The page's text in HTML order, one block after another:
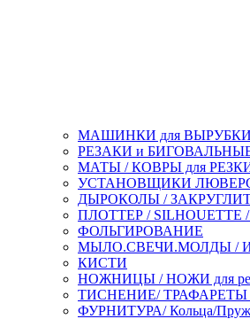
МАШИНКИ для ВЫРУБКИ
РЕЗАКИ и
МАТЫ / КОВРЫ для
УСТАНОВЩИКИ
ДЫРОКОЛЫ /
ПЛОТТЕР / SILHOUETTE /
ФОЛЬГИРОВАНИЕ
МЫЛО.СВЕЧИ.МОЛДЫ /
КИСТИ
НОЖНИЦЫ / НОЖИ для
ТИСНЕНИЕ/ ТРАФАРЕТЫ /
ФУРНИТУРА/ Кольца/